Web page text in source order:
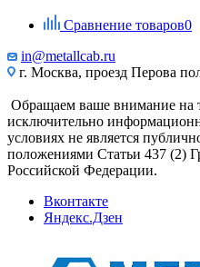
Сравнение товаров0
in@metallcab.ru
г. Москва, проезд Перова
Обращаем ваше внимание на
исключительно
условиях не является
положениями Статьи 437 (2)
Российской Федерации.
Вконтакте
Яндекс.Дзен